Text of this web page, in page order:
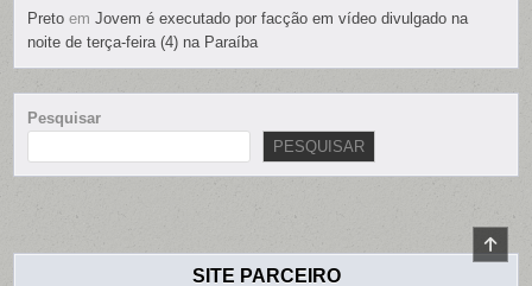
Preto emJovem é executado por facção em vídeo divulgado na
noite de terça-feira (4) na Paraíba
Pesquisar
PESQUISAR
SITE PARCEIRO
TO